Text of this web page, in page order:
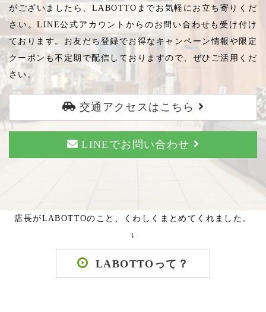
がございましたら、LABOTTOまでお気軽にお立ち寄りくだ
さい。LINE公式アカウントからのお問い合わせも受け付け
ております。お友だち登録でお得なキャンペーン情報や限定
クーポンも不定期で配信しておりますので、ぜひご活用くだ
さい。
交通アクセスはこちら
LINEでお問い合わせ
店長がLABOTTOのこと、くわしくまとめてくれました。
↓
LABOTTOって？